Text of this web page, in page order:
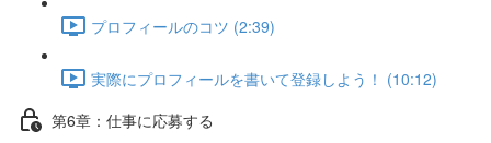
プロフィールのコツ (2:39)
実際にプロフィールを書いて登録しよう！ (10:12)
第6章：仕事に応募する